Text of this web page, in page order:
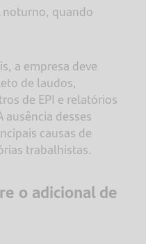
noturno, quando
a empresa deve
de laudos,
de EPI e relatórios
desses
causas de
trabalhistas.
o adicional de